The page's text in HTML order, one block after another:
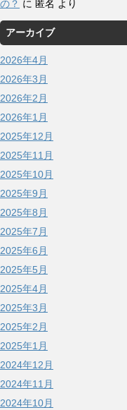
の？ に 匿名 より
アーカイブ
2026年4月
2026年3月
2026年2月
2026年1月
2025年12月
2025年11月
2025年10月
2025年9月
2025年8月
2025年7月
2025年6月
2025年5月
2025年4月
2025年3月
2025年2月
2025年1月
2024年12月
2024年11月
2024年10月